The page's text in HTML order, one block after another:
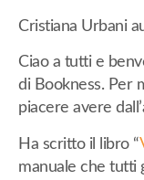
Cristiana Urbani
Ciao a tutti e
di Bookness. Per
piacere avere
Ha scritto il libro “
manuale che tutti